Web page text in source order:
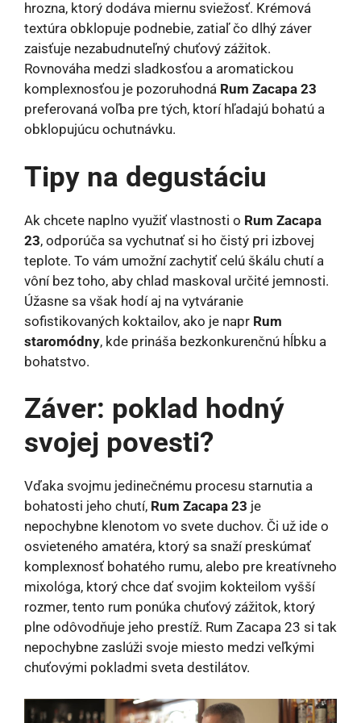
hrozna, ktorý dodáva miernu sviežosť. Krémová
textúra obklopuje podnebie, zatiaľ čo dlhý záver
zaisťuje nezabudnuteľný chuťový zážitok.
Rovnováha medzi sladkosťou a aromatickou
komplexnosťou je pozoruhodná Rum Zacapa 23
preferovaná voľba pre tých, ktorí hľadajú bohatú a
obklopujúcu ochutnávku.
Tipy na degustáciu
Ak chcete naplno využiť vlastnosti o Rum Zacapa
23, odporúča sa vychutnať si ho čistý pri izbovej
teplote. To vám umožní zachytiť celú škálu chutí a
vôní bez toho, aby chlad maskoval určité jemnosti.
Úžasne sa však hodí aj na vytváranie
sofistikovaných koktailov, ako je napr Rum
staromódny, kde prináša bezkonkurenčnú hĺbku a
bohatstvo.
Záver: poklad hodný
svojej povesti?
Vďaka svojmu jedinečnému procesu starnutia a
bohatosti jeho chutí, Rum Zacapa 23 je
nepochybne klenotom vo svete duchov. Či už ide o
osvieteného amatéra, ktorý sa snaží preskúmať
komplexnosť bohatého rumu, alebo pre kreatívneho
mixológa, ktorý chce dať svojim kokteilom vyšší
rozmer, tento rum ponúka chuťový zážitok, ktorý
plne odôvodňuje jeho prestíž. Rum Zacapa 23 si tak
nepochybne zaslúži svoje miesto medzi veľkými
chuťovými pokladmi sveta destilátov.